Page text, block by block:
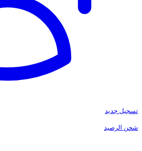
تسجيل جديد
شحن الرصيد